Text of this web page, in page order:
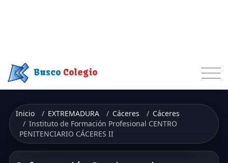
Busco Colegio
Inicio EXTREMADURA Cáceres
Cáceres
Instituto de Formación Profesional CENTRO
PENITENCIARIO CÁCERES II